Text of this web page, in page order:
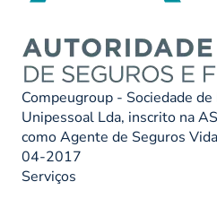
Compeugroup - Sociedade
Unipessoal Lda, inscrito na
como Agente de Seguros
04-2017
Serviços